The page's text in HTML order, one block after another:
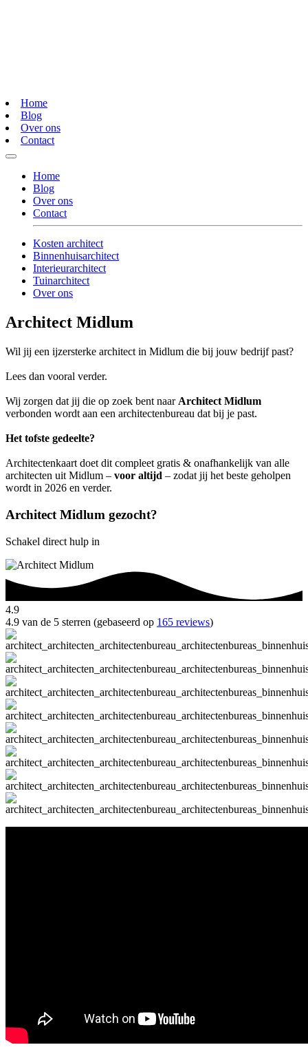
Home
Blog
Over ons
Contact
Home
Blog
Over ons
Contact
Kosten architect
Binnenhuisarchitect
Interieurarchitect
Tuinarchitect
Over ons
Architect Midlum
Wil jij een ijzersterke architect in Midlum die bij jouw bedrijf past?
Lees dan vooral verder.
Wij zorgen dat jij die op zoek bent naar Architect Midlum
verbonden wordt aan een architectenbureau dat bij je past.
Het tofste gedeelte?
Architectenkaart doet dit compleet gratis & onafhankelijk van alle
architecten uit Midlum – voor altijd – zodat jij het beste geholpen
wordt in 2026 en verder.
Architect Midlum gezocht?
Schakel direct hulp in
4.9
4.9 van de 5 sterren (gebaseerd op 165 reviews)